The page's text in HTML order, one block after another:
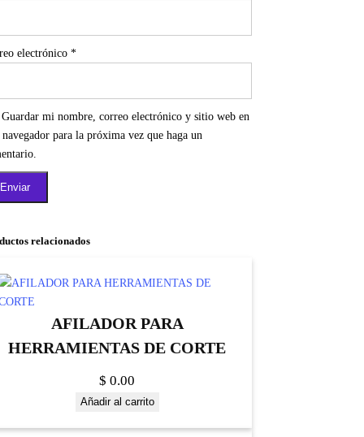
electrónico *
Guardar mi nombre, correo electrónico y sitio web en
navegador para la próxima vez que haga un
relacionados
AFILADOR PARA
HERRAMIENTAS DE CORTE
$ 0.00
Añadir al carrito